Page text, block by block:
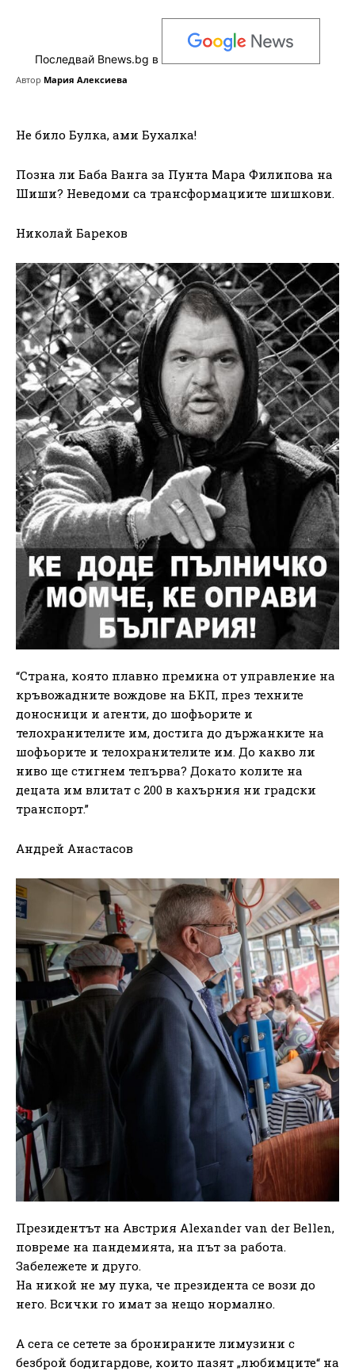
Последвай Bnews.bg в
Автор Мария Алексиева
Не било Булка, ами Бухалка!
Позна ли Баба Ванга за Пунта Мара Филипова на
Шиши? Неведоми са трансформациите шишкови.
Николай Бареков
“Страна, която плавно премина от управление на
кръвожадните вождове на БКП, през техните
доносници и агенти, до шофьорите и
телохранителите им, достига до държанките на
шофьорите и телохранителите им. До какво ли
ниво ще стигнем тепърва? Докато колите на
децата им влитат с 200 в кахърния ни градски
транспорт.”
Андрей Анастасов
Президентът на Австрия Alexander van der Bellen,
повреме на пандемията, на път за работа.
Забележете и друго.
На никой не му пука, че президента се вози до
него. Всички го имат за нещо нормално.
А сега се сетете за бронираните лимузини с
безброй бодигардове, които пазят „любимците“ на